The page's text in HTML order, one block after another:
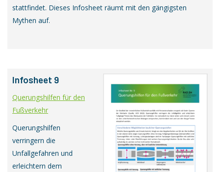
stattfindet. Dieses Infosheet räumt mit den gängigsten
Mythen auf.
Infosheet 9
Querungshilfen für den
Fußverkehr
Querungshilfen
verringern die
Unfallgefahren und
erleichtern dem